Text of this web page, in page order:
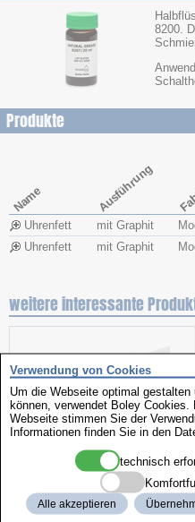
8200.
Produkte
Name Ausführung
Uhrenfett mit Graphit
Uhrenfett
mit Graphit
weitere interessante
Kunststoffschlaufen
Verwendung von Cookies
Um die Webseite optimal
können, verwendet Boley Cookies.
Webseite stimmen Sie der
Informationen finden Sie in den
technisch
Alle akzeptieren